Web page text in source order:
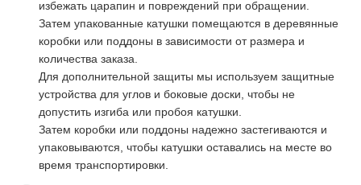
избежать царапин и повреждений при обращении.
Затем упакованные катушки помещаются в деревянные
коробки или поддоны в зависимости от размера и
количества заказа.
Для дополнительной защиты мы используем защитные
устройства для углов и боковые доски, чтобы не
допустить изгиба или пробоя катушки.
Затем коробки или поддоны надежно застегиваются и
упаковываются, чтобы катушки оставались на месте во
время транспортировки.